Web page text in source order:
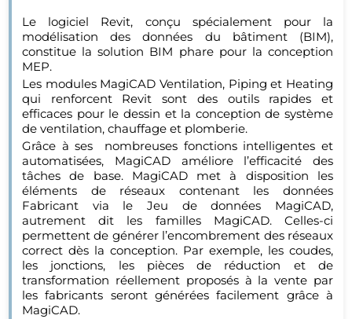
Le logiciel Revit, conçu spécialement pour la
modélisation des données du bâtiment (BIM),
constitue la solution BIM phare pour la conception
MEP.
Les modules MagiCAD Ventilation, Piping et Heating
qui renforcent Revit sont des outils rapides et
efficaces pour le dessin et la conception de système
de ventilation, chauffage et plomberie.
Grâce à ses nombreuses fonctions intelligentes et
automatisées, MagiCAD améliore l’efficacité des
tâches de base. MagiCAD met à disposition les
éléments de réseaux contenant les données
Fabricant via le Jeu de données MagiCAD,
autrement dit les familles MagiCAD. Celles-ci
permettent de générer l’encombrement des réseaux
correct dès la conception. Par exemple, les coudes,
les jonctions, les pièces de réduction et de
transformation réellement proposés à la vente par
les fabricants seront générées facilement grâce à
MagiCAD.